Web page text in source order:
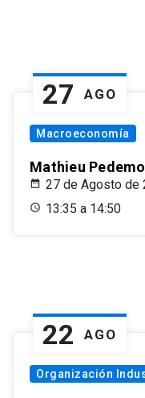
27 AGO
Macroeconomía
Mathieu
27 de Agosto de
13:35 a 14:50
22 AGO
Organización